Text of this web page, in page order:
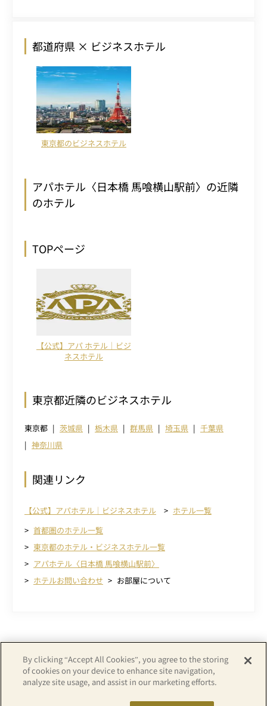
都道府県 × ビジネスホテル
東京都のビジネスホテル
アパホテル〈日本橋 馬喰横山駅前〉の近隣
のホテル
TOPページ
【公式】アパ ホテル｜ビジ
ネスホテル
東京都近隣のビジネスホテル
東京都 茨城県 栃木県 群馬県 埼玉県
千葉県
神奈川県
関連リンク
【公式】アパホテル｜ビジネスホテル
ホテル一覧
首都圏のホテル一覧
東京都のホテル・ビジネスホテル一覧
アパホテル〈日本橋 馬喰横山駅前〉
ホテルお問い合わせ
お部屋について
By clicking “Accept All Cookies”, you agree to the storing
of cookies on your device to enhance site navigation,
analyze site usage, and assist in our marketing efforts.